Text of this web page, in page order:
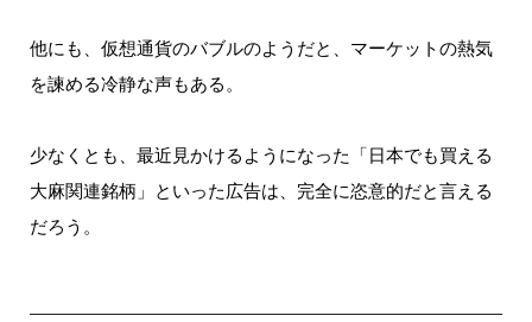
他にも、仮想通貨のバブルのようだと、マーケットの熱気
を諫める冷静な声もある。
少なくとも、最近見かけるようになった「日本でも買える
大麻関連銘柄」といった広告は、完全に恣意的だと言える
だろう。